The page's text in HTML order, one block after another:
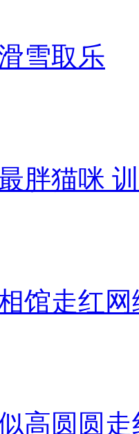
雪取乐
胖猫咪
馆走红网
高圆圆走